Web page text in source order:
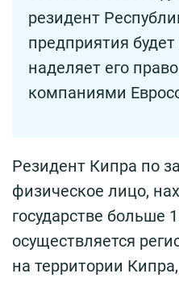
резидент
предприятия
наделяет его
компаниями
Резидент Кипра по
физическое лицо,
государстве больше
осуществляется
на территории